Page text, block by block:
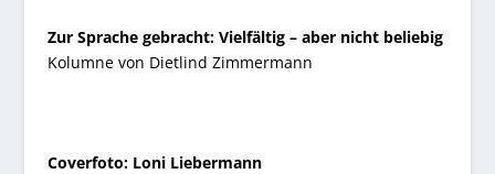
Zur Sprache gebracht: Vielfältig – aber nicht beliebig
Kolumne von Dietlind Zimmermann
Coverfoto: Loni Liebermann